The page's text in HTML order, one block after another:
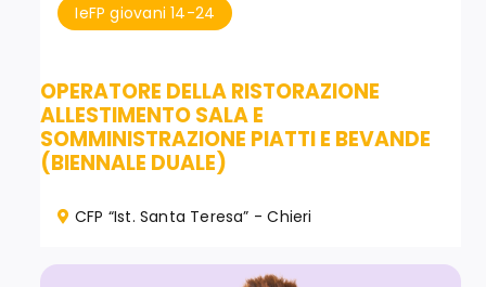
IeFP giovani 14-24
OPERATORE DELLA RISTORAZIONE
ALLESTIMENTO SALA E
SOMMINISTRAZIONE PIATTI E BEVANDE
(BIENNALE DUALE)
CFP “Ist. Santa Teresa” - Chieri